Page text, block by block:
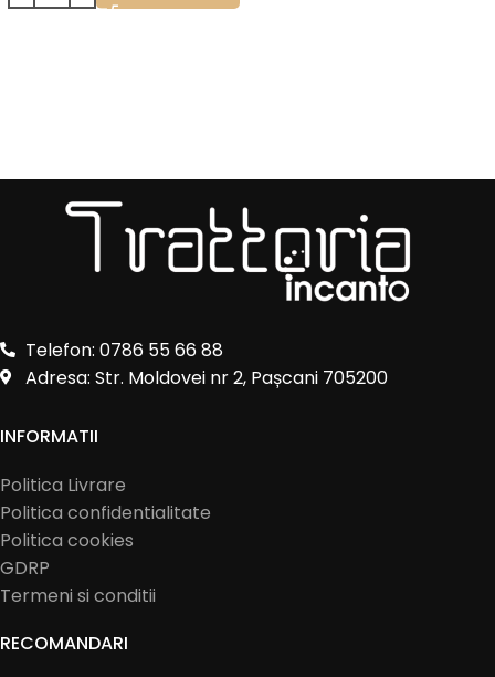
Telefon: 0786 55 66 88
Adresa: Str. Moldovei nr 2, Pașcani 705200
INFORMATII
Politica Livrare
Politica confidentialitate
Politica cookies
GDRP
Termeni si conditii
RECOMANDARI